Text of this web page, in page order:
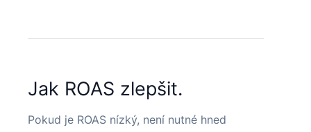
Jak ROAS zlepšit.
Pokud je ROAS nízký, není nutné hned